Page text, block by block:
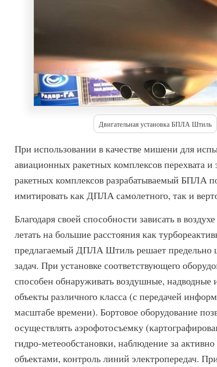
Двигательная установка БПЛА Штиль
При использовании в качестве мишени для
авиационных ракетных комплексов перехвата и
ракетных комплексов разрабатываемый БПЛА
имитировать как ДПЛА самолетного, так и
Благодаря своей способности зависать в
летать на большие расстояния как
предлагаемый ДПЛА Штиль решает предельно
задач. При установке соответствующего
способен обнаруживать воздушные, надводные
объекты различного класса (с передачей
масштабе времени). Бортовое оборудование
осуществлять аэрофотосъемку
гидро-метеообстановки, наблюдение за
объектами, контроль линий электропередач.